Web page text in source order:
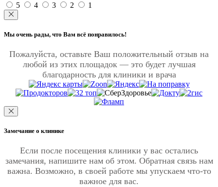
5 4 3 2 1
Мы очень рады, что Вам всё понравилось!
Пожалуйста, оставьте Ваш положительный отзыв на
любой из этих площадок — это будет лучшая
благодарность для клиники и врача
Замечание о клинике
Если после посещения клиники у вас остались
замечания, напишите нам об этом. Обратная связь нам
важна. Возможно, в своей работе мы упускаем что-то
важное для вас.